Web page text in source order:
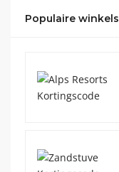
Populaire winkels